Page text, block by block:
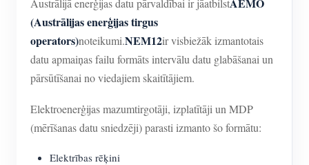
Austrālijā enerģijas datu pārvaldībai ir jāatbilst
(Austrālijas enerģijas tirgus
operators)noteikumi.NEM12ir visbiežāk izmantotais
datu apmaiņas failu formāts intervālu datu glabāšanai un
pārsūtīšanai no viedajiem skaitītājiem.
Elektroenerģijas mazumtirgotāji, izplatītāji un MDP
(mērīšanas datu sniedzēji) parasti izmanto šo formātu:
Elektrības rēķini